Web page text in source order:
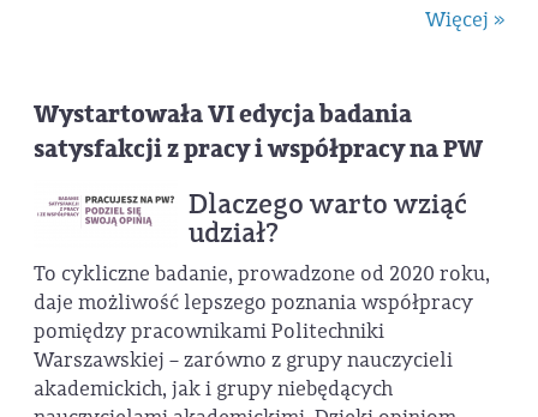
Więcej »
Wystartowała VI edycja badania
satysfakcji z pracy i współpracy na PW
Dlaczego warto wziąć
udział?
To cykliczne badanie, prowadzone od 2020 roku,
daje możliwość lepszego poznania współpracy
pomiędzy pracownikami Politechniki
Warszawskiej – zarówno z grupy nauczycieli
akademickich, jak i grupy niebędących